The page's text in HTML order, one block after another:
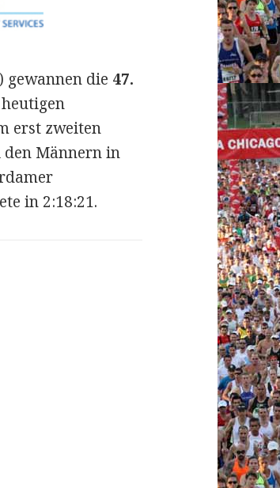
gewannen die 47.
erst zweiten
den Männern in
in 2:18:21.